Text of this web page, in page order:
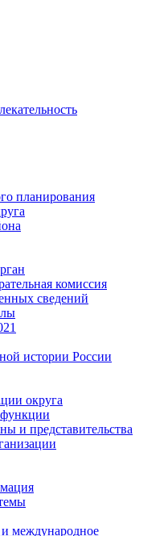
планирования
комиссия
сведений
истории России
округа
и представительства
международное